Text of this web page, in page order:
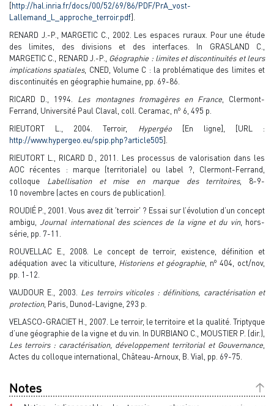
[http://hal.inria.fr/docs/00/52/69/86/PDF/PrA_vost-
Lallemand_L_approche_terroir.pdf].
RENARD J.-P., MARGETIC C., 2002. Les espaces ruraux. Pour une étude
des limites, des divisions et des interfaces. In GRASLAND C.,
MARGETIC C., RENARD J.-P., Géographie : limites et discontinuités et leurs
implications spatiales, CNED, Volume C : la problématique des limites et
discontinuités en géographie humaine, pp. 69-86.
RICARD D., 1994. Les montagnes fromagères en France, Clermont-
Ferrand, Université Paul Claval, coll. Ceramac, no 6, 495 p.
RIEUTORT L., 2004. Terroir, Hypergéo[En ligne], [URL :
http://www.hypergeo.eu/spip.php?article505].
RIEUTORT L., RICARD D., 2011. Les processus de valorisation dans les
AOC récentes : marque (territoriale) ou label ?, Clermont-Ferrand,
colloque Labellisation et mise en marque des territoires, 8-9-
10 novembre (actes en cours de publication).
ROUDIÉ P., 2001. Vous avez dit 'terroir' ? Essai sur l’évolution d’un concept
ambigu, Journal international des sciences de la vigne et du vin, hors-
série, pp. 7-11.
ROUVELLAC E., 2008. Le concept de terroir, existence, définition et
adéquation avec la viticulture, Historiens et géographie , no 404, oct/nov,
pp. 1-12.
VAUDOUR E., 2003. Les terroirs viticoles : définitions, caractérisation et
protection, Paris, Dunod-Lavigne, 293 p.
VELASCO-GRACIET H., 2007. Le terroir, le territoire et la qualité. Triptyque
d’une géographie de la vigne et du vin. In DURBIANO C., MOUSTIER P. (dir.),
Les terroirs : caractérisation, développement territorial et Gouvernance
Actes du colloque international, Château-Arnoux, B. Vial, pp. 69-75.
Notes